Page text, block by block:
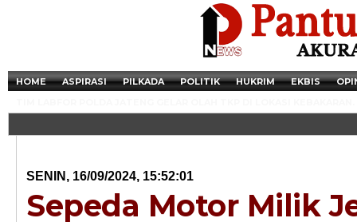
HOME ASPIRASI PILKADA POLITIK HUKRIM EKBIS
SENIN, 16/09/2024, 15:52:01
Sepeda Motor Milik